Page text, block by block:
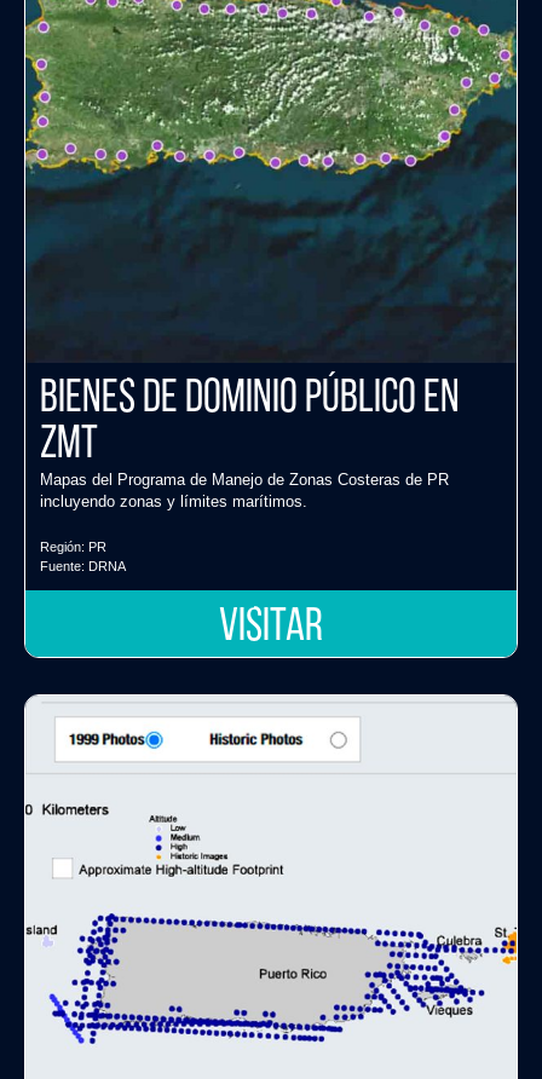
Bienes de Dominio Público en
ZMT
Mapas del Programa de Manejo de Zonas Costeras de PR
incluyendo zonas y límites marítimos.
Región: PR
Fuente: DRNA
VISITAR